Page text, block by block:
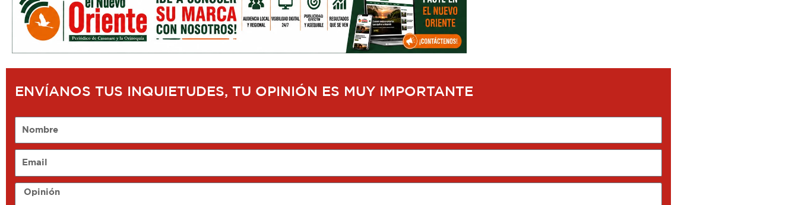
ENVÍANOS TUS INQUIETUDES, TU OPINIÓN ES MUY IMPORTANTE
Opinión